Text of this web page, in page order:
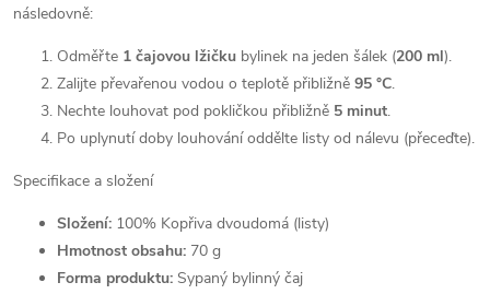
následovně:
Odměřte 1 čajovou lžičku bylinek na jeden šálek (200 ml).
Zalijte převařenou vodou o teplotě přibližně 95 °C.
Nechte louhovat pod pokličkou přibližně 5 minut.
Po uplynutí doby louhování oddělte listy od nálevu (přeceďte).
Specifikace a složení
Složení: 100% Kopřiva dvoudomá (listy)
Hmotnost obsahu: 70 g
Forma produktu: Sypaný bylinný čaj